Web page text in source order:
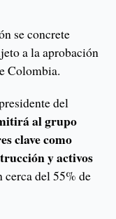
se concrete
a la aprobación
Colombia.
del
al grupo
clave como
y activos
cerca del 55% de